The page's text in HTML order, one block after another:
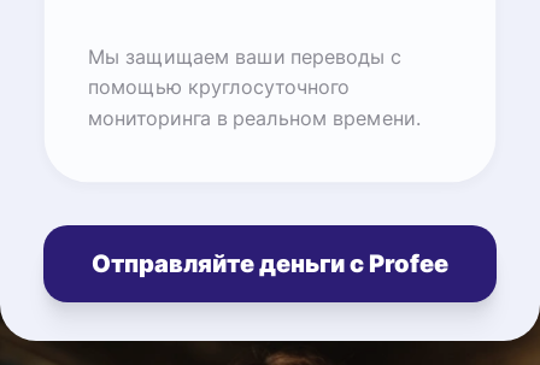
Мы защищаем ваши переводы с
помощью круглосуточного
мониторинга в реальном времени.
Отправляйте деньги с Profee